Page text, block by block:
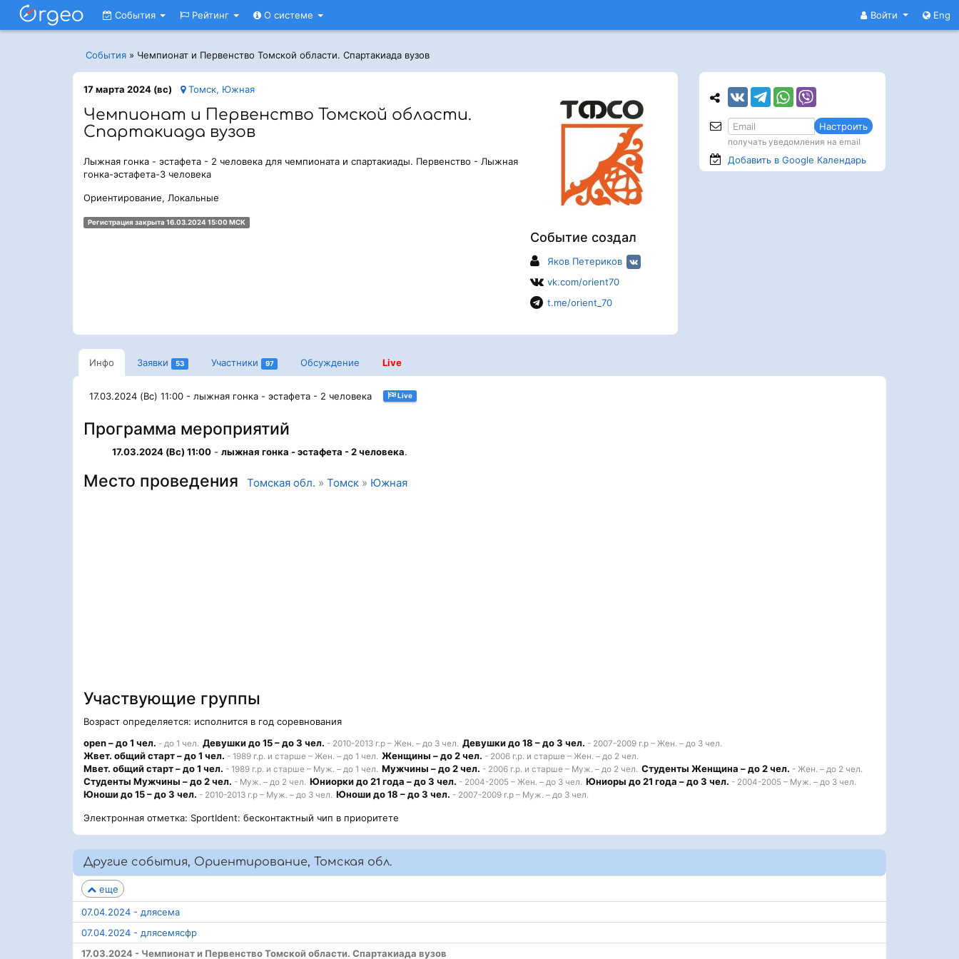
Войти Eng
События Рейтинг О системе
События » Чемпионат и Первенство Томской области. Спартакиада вузов
Событие создал
Яков Петериков
vk.com/orient70
t.me/orient_70
17 марта 2024 (вс) Томск, Южная
Чемпионат и Первенство Томской области.
Спартакиада вузов
Лыжная гонка - эстафета - 2 человека для чемпионата и спартакиады. Первенство - Лыжная
гонка-эстафета-3 человека
Ориентирование, Локальные
Регистрация закрыта 16.03.2024 15:00 МСК
Инфо Заявки 53 Участники 97 Обсуждение Live
17.03.2024 (Вс) 11:00 - лыжная гонка - эстафета - 2 человека Live
Программа мероприятий
17.03.2024 (Вс) 11:00 - лыжная гонка - эстафета - 2 человека.
Место проведения Томская обл. » Томск » Южная
Участвующие группы
Возраст определяется: исполнится в год соревнования
open – до 1 чел. - до 1 чел. Девушки до 15 – до 3 чел. - 2010-2013 г.р – Жен. – до 3 чел. Девушки до 18 – до 3 чел. - 2007-2009 г.р – Жен. – до 3 чел.
Жвет. общий старт – до 1 чел. - 1989 г.р. и старше – Жен. – до 1 чел. Женщины – до 2 чел. - 2006 г.р. и старше – Жен. – до 2 чел.
Мвет. общий старт – до 1 чел. - 1989 г.р. и старше – Муж. – до 1 чел. Мужчины – до 2 чел. - 2006 г.р. и старше – Муж. – до 2 чел. Студенты Женщина – до 2 чел. - Жен. – до 2 чел.
Студенты Мужчины – до 2 чел. - Муж. – до 2 чел. Юниорки до 21 года – до 3 чел. - 2004-2005 – Жен. – до 3 чел. Юниоры до 21 года – до 3 чел. - 2004-2005 – Муж. – до 3 чел.
Юноши до 15 – до 3 чел. - 2010-2013 г.р – Муж. – до 3 чел. Юноши до 18 – до 3 чел. - 2007-2009 г.р – Муж. – до 3 чел.
Электронная отметка: SportIdent: бесконтактный чип в приоритете
Другие события, Ориентирование, Томская обл.
еще
07.04.2024 - длясема
07.04.2024 - длясемясфр
17.03.2024 - Чемпионат и Первенство Томской области. Спартакиада вузов
Настроить
получать уведомления на email
Добавить в Google Календарь